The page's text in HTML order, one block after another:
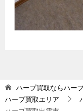
ハープ買取ならハー
ハープ買取エリア